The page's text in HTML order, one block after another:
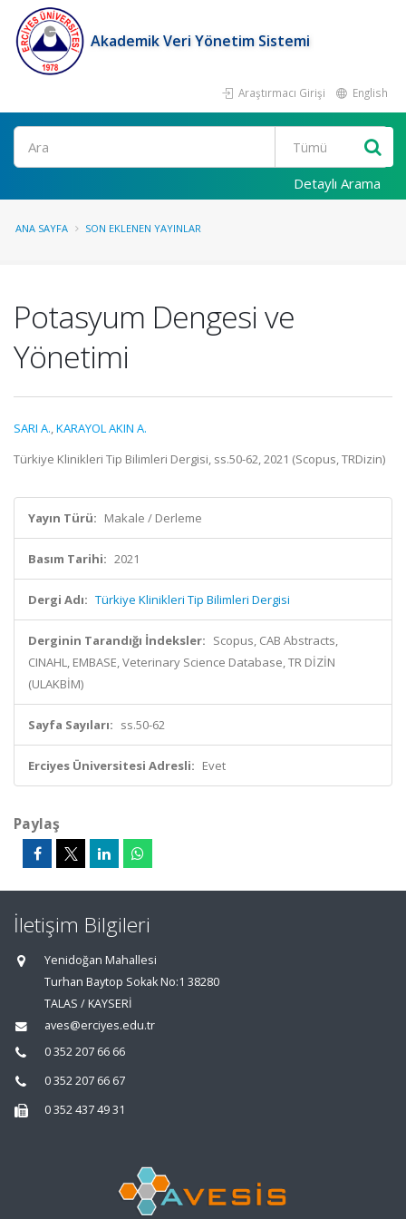
Akademik Veri Yönetim Sistemi
Araştırmacı Girişi English
Ara
Detaylı Arama
ANA SAYFA SON EKLENEN YAYINLAR
Potasyum Dengesi ve
Yönetimi
SARI A.,KARAYOL AKIN A.
Türkiye Klinikleri Tip Bilimleri Dergisi, ss.50-62, 2021 (Scopus, TRDizin)
Yayın Türü: Makale / Derleme
Basım Tarihi: 2021
Dergi Adı: Türkiye Klinikleri Tip Bilimleri Dergisi
Derginin Tarandığı İndeksler: Scopus, CAB Abstracts,
CINAHL, EMBASE, Veterinary Science Database, TR DİZİN
(ULAKBİM)
Sayfa Sayıları: ss.50-62
Erciyes Üniversitesi Adresli: Evet
Paylaş
İletişim Bilgileri
Yenidoğan Mahallesi
Turhan Baytop Sokak No:1 38280
TALAS / KAYSERİ
aves@erciyes.edu.tr
0 352 207 66 66
0 352 207 66 67
0 352 437 49 31